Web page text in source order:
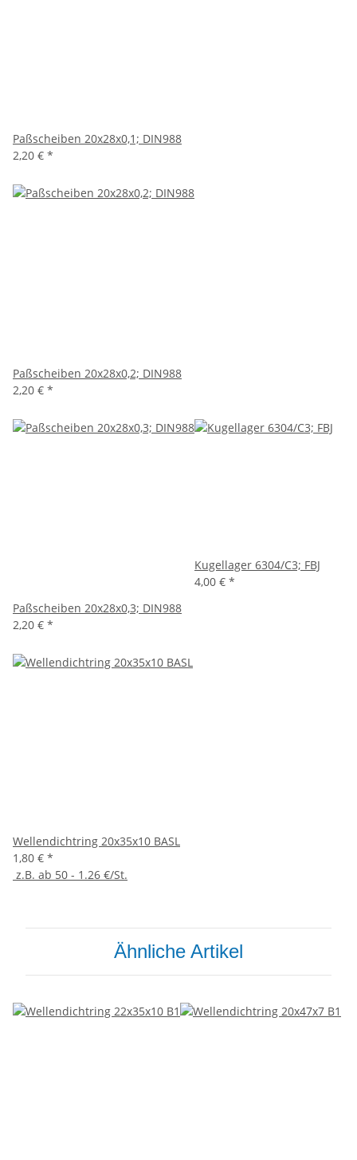
Paßscheiben 20x28x0,1; DIN988
2,20 € *
Paßscheiben 20x28x0,2; DIN988
2,20 € *
Paßscheiben 20x28x0,3; DIN988
2,20 € *
Kugellager 6304/C3; FBJ
4,00 € *
Wellendichtring 20x35x10 BASL
1,80 € *
z.B. ab 50 - 1.26 €/St.
Ähnliche Artikel